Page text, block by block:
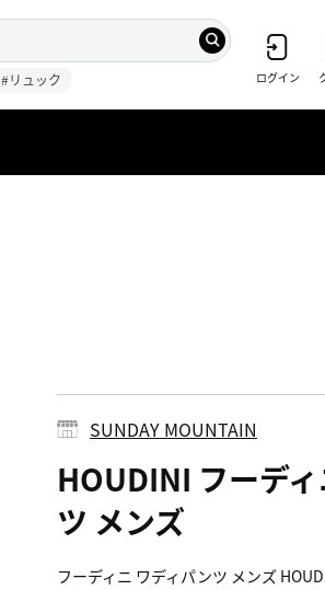
#リュック ログイン
SUNDAY MOUNTAIN
HOUDINI フーデ
ツ メンズ
フーディニ ワディパンツ メンズ